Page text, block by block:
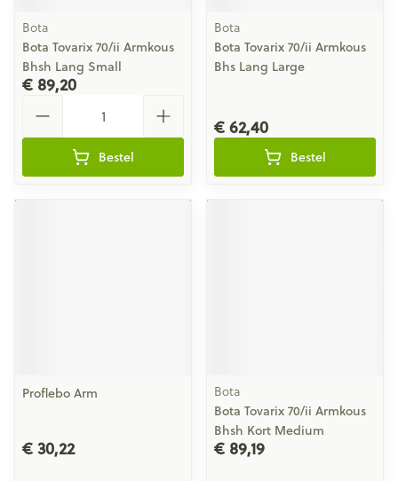
Bota
Bota Tovarix 70/ii Armkous
Bhsh Lang Small
€ 89,20
Bestel
Bota
Bota Tovarix 70/ii Armkous
Bhs Lang Large
€ 62,40
Bestel
Proflebo Arm
€ 30,22
Bota
Bota Tovarix 70/ii Armkous
Bhsh Kort Medium
€ 89,19